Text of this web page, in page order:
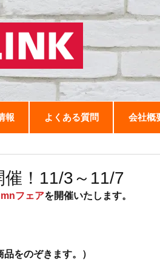
報 よくある質問 会社概
！11/3～11/7
フェアを開催いたします。
をのぞきます。）